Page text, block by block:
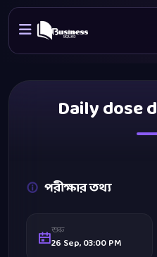
Daily dose
পরীক্ষার তথ্য
শুরু
26 Sep, 03:00 PM